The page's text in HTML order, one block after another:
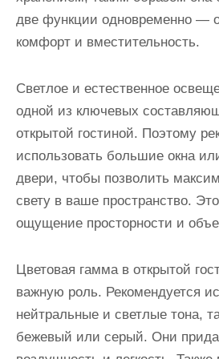
две функции одновременно —
комфорт и вместительность.
Светлое и естественное
одной из ключевых
открытой гостиной. Поэтому
использовать большие окна
двери, чтобы позволить
свету в ваше пространство.
ощущение просторности и
Цветовая гамма в открытой
важную роль. Рекомендуется
нейтральные и светлые тона,
бежевый или серый. Они